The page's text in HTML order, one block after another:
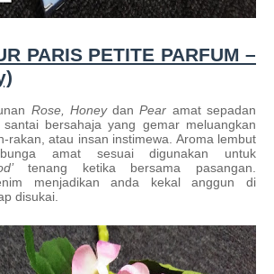
PARIS PETITE PARFUM –
Rose, HoneydanPear amat sepadan
bersahaja yang gemar meluangkan
rakan, atau insan instimewa. Aroma lembut
amat sesuai digunakan untuk
tenang ketika bersama pasangan.
menjadikan anda kekal anggun di
disukai.